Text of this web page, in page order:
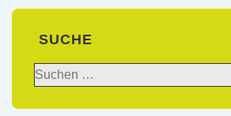
SUCHE
Suchen
nach: